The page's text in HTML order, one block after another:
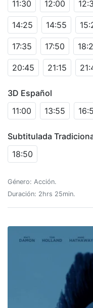
11:30 12:00
14:25 14:55
17:35 17:50
20:45 21:15
3D Español
11:00
13:55
Subtitulada
18:50
Género: Acción.
Duración: 2hrs 25min.